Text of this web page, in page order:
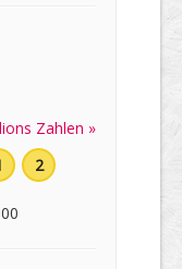
Zahlen »
2